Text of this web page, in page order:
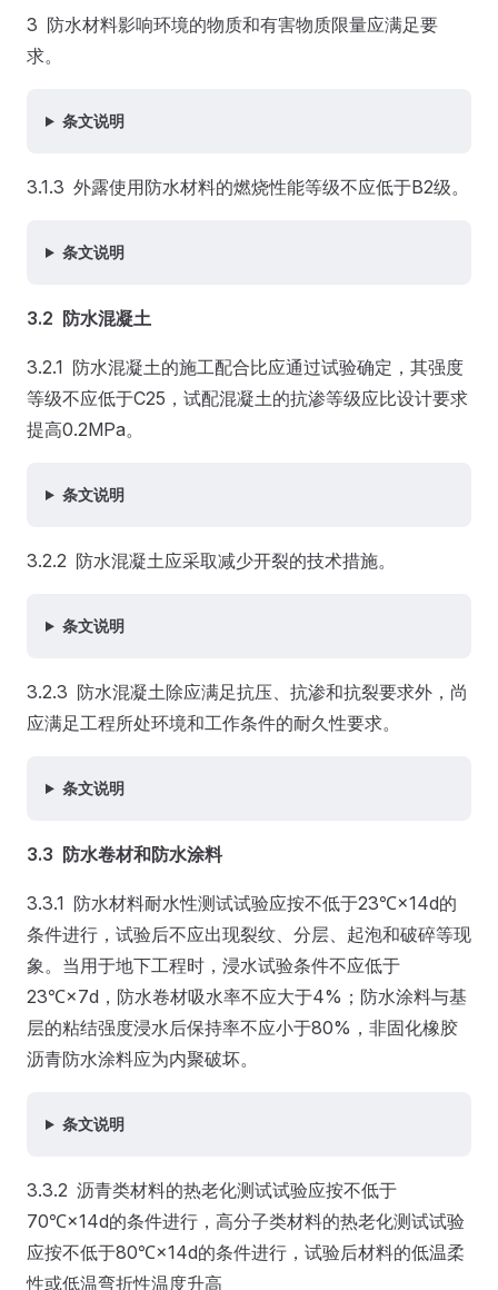
3 防水材料影响环境的物质和有害物质限量应满足要
求。
条文说明
3.1.3 外露使用防水材料的燃烧性能等级不应低于B2级。
条文说明
3.2 防水混凝土
3.2.1 防水混凝土的施工配合比应通过试验确定，其强度
等级不应低于C25，试配混凝土的抗渗等级应比设计要求
提高0.2MPa。
条文说明
3.2.2 防水混凝土应采取减少开裂的技术措施。
条文说明
3.2.3 防水混凝土除应满足抗压、抗渗和抗裂要求外，尚
应满足工程所处环境和工作条件的耐久性要求。
条文说明
3.3 防水卷材和防水涂料
3.3.1 防水材料耐水性测试试验应按不低于23℃×14d的
条件进行，试验后不应出现裂纹、分层、起泡和破碎等现
象。当用于地下工程时，浸水试验条件不应低于
23℃×7d，防水卷材吸水率不应大于4%；防水涂料与基
层的粘结强度浸水后保持率不应小于80%，非固化橡胶
沥青防水涂料应为内聚破坏。
条文说明
3.3.2 沥青类材料的热老化测试试验应按不低于
70℃×14d的条件进行，高分子类材料的热老化测试试验
应按不低于80℃×14d的条件进行，试验后材料的低温柔
性或低温弯折性温度升高